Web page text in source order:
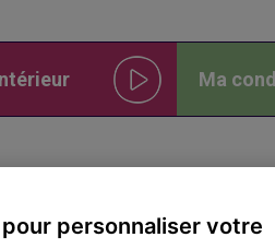
Ma
personnaliser votre